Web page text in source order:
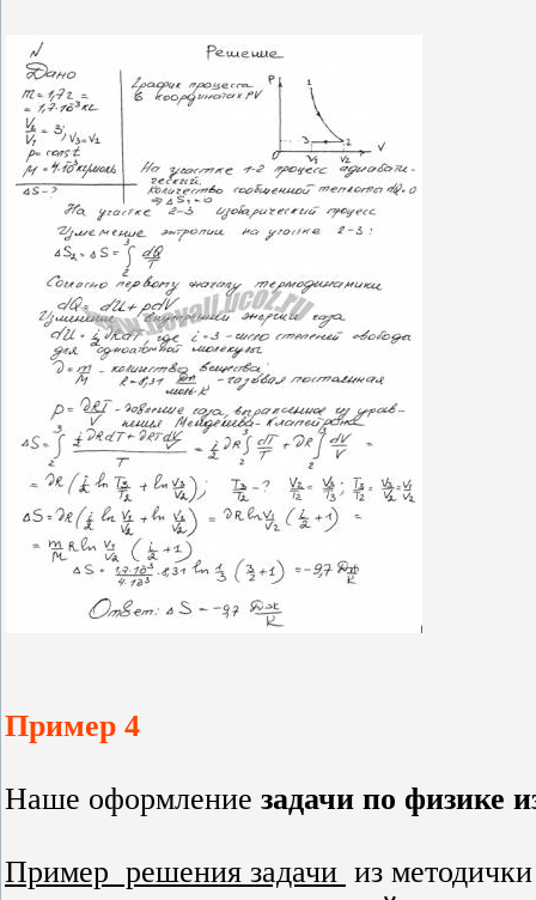
Пример 4
Наше оформление задачи по физике
Пример решения задачи из